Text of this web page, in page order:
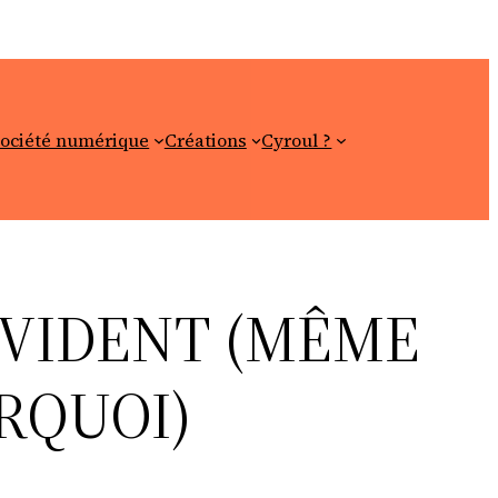
numérique Créations Cyroul ?
(MÊME